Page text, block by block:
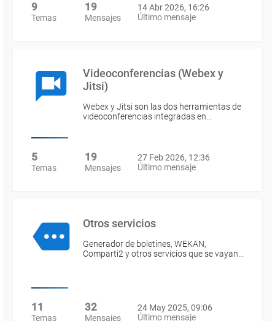
9
Temas
19
Mensajes
14 Abr 2026, 16:26
Último mensaje
Videoconferencias (Webex y
Jitsi)
Webex y Jitsi son las dos herramientas de
videoconferencias integradas en…
5
Temas
19
Mensajes
27 Feb 2026, 12:36
Último mensaje
Otros servicios
Generador de boletines, WEKAN,
Comparti2 y otros servicios que se vayan…
11
Temas
32
Mensajes
24 May 2025, 09:06
Último mensaje